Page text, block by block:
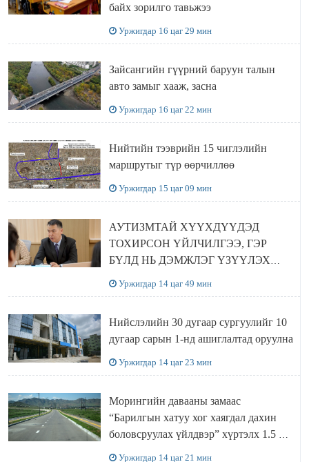
байх зорилго тавьжээ
Уржигдар 16 цаг 29 мин
Зайсангийн гүүрний баруун талын
авто замыг хааж, засна
Уржигдар 16 цаг 22 мин
Нийтийн тээврийн 15 чиглэлийн
маршрутыг түр өөрчиллөө
Уржигдар 15 цаг 09 мин
АУТИЗМТАЙ ХҮҮХДҮҮДЭД
ТОХИРСОН ҮЙЛЧИЛГЭЭ, ГЭР
БҮЛД НЬ ДЭМЖЛЭГ ҮЗҮҮЛЭХ
Уржигдар 14 цаг 49 мин
Нийслэлийн 30 дугаар сургуулийг 10
дугаар сарын 1-нд ашиглалтад оруулна
Уржигдар 14 цаг 23 мин
Морингийн давааны замаас
“Барилгын хатуу хог хаягдал дахин
боловсруулах үйлдвэр” хүртэлх 1.5 км
Уржигдар 14 цаг 21 мин